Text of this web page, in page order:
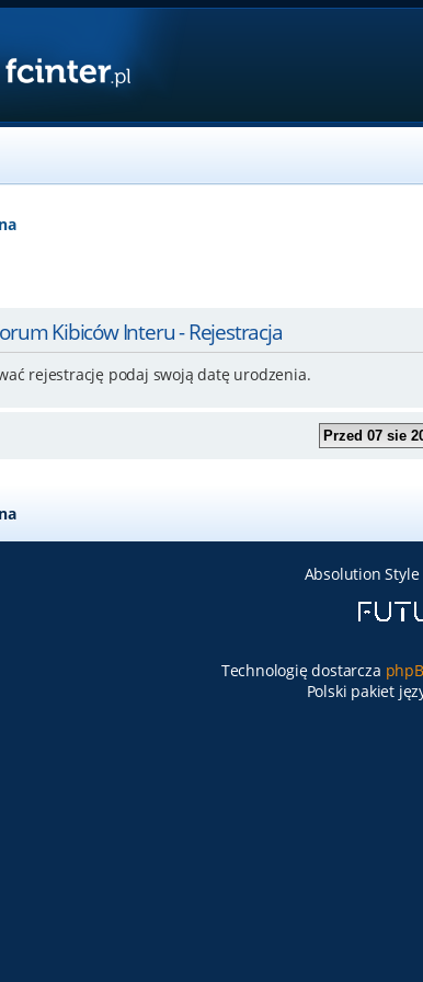
Kibiców Interu - Rejestracja
rejestrację podaj swoją datę urodzenia.
Absolution Style
Technologię dostarcza
Polski pakiet